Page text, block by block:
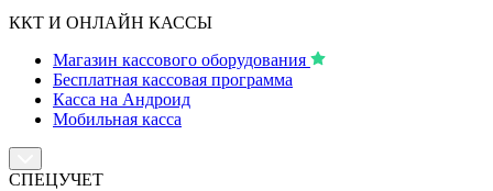
ККТ И ОНЛАЙН КАССЫ
Магазин кассового оборудования
Бесплатная кассовая программа
Касса на Андроид
Мобильная касса
СПЕЦУЧЕТ